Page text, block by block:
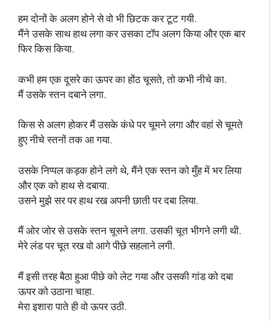
हम दोनों के अलग होने से वो भी छिटक कर टूट गयी.
मैंने उसके साथ हाथ लगा कर उसका टॉप अलग किया और एक बार
फिर किस किया.
कभी हम एक दूसरे का ऊपर का होंठ चूसते, तो कभी नीचे का.
मैं उसके स्तन दबाने लगा.
किस से अलग होकर मैं उसके कंधे पर चूमने लगा और वहां से चूमते
हुए नीचे स्तनों तक आ गया.
उसके निप्पल कड़क होने लगे थे, मैंने एक स्तन को मुँह में भर लिया
और एक को हाथ से दबाया.
उसने मुझे सर पर हाथ रख अपनी छाती पर दबा लिया.
मैं ओर जोर से उसके स्तन चूसने लगा. उसकी चूत भीगने लगी थी.
मेरे लंड पर चूत रख वो आगे पीछे सहलाने लगी.
मैं इसी तरह बैठा हुआ पीछे को लेट गया और उसकी गांड को दबा
ऊपर को उठाना चाहा.
मेरा इशारा पाते ही वो ऊपर उठी.